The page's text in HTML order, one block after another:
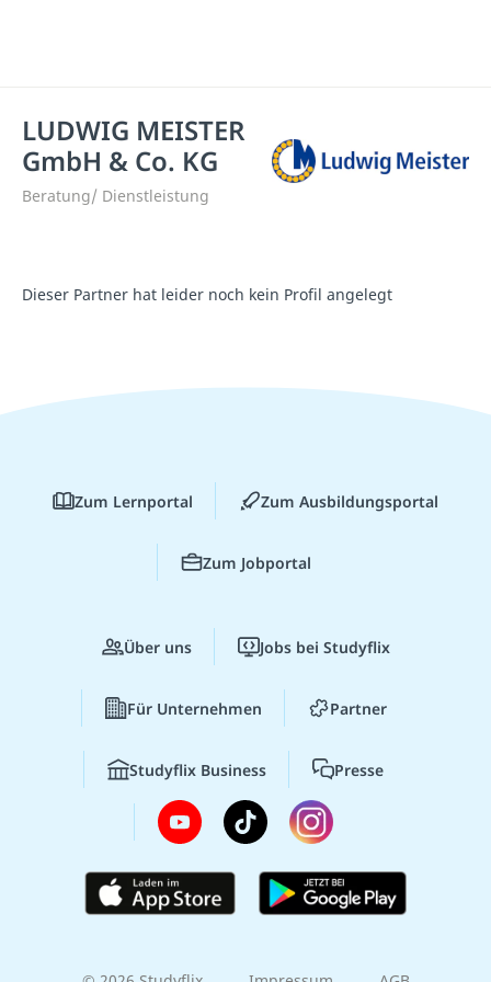
LUDWIG MEISTER
GmbH & Co. KG
Beratung/ Dienstleistung
Dieser Partner hat leider noch kein Profil angelegt
Zum Lernportal Zum Ausbildungsportal
Zum Jobportal
Über uns Jobs bei Studyflix
Für Unternehmen Partner
Studyflix Business Presse